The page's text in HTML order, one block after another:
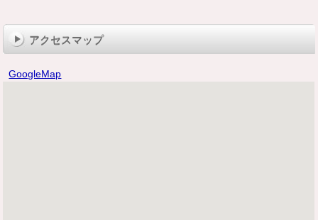
アクセスマップ
GoogleMap